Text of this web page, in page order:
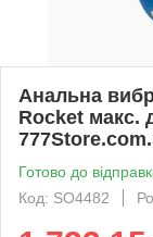
Анальна
Rocket макс.
Готово до
Код: SO4482